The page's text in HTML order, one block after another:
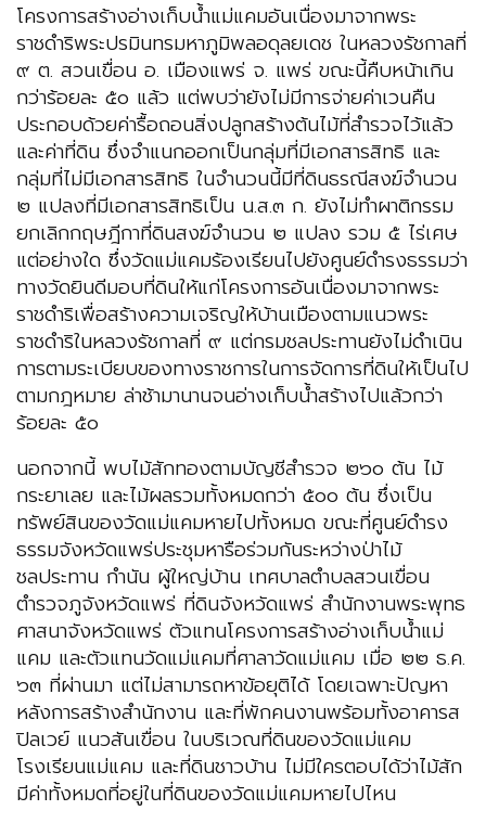
โครงการสร้างอ่างเก็บน้ำแม่แคมอันเนื่องมาจากพระ
ราชดำริพระปรมินทรมหาภูมิพลอดุลยเดช ในหลวงรัชกาลที่
๙ ต. สวนเขื่อน อ. เมืองแพร่ จ. แพร่ ขณะนี้คืบหน้าเกิน
กว่าร้อยละ ๕๐ แล้ว แต่พบว่ายังไม่มีการจ่ายค่าเวนคืน
ประกอบด้วยค่ารื้อถอนสิ่งปลูกสร้างต้นไม้ที่สำรวจไว้แล้ว
และค่าที่ดิน ซึ่งจำแนกออกเป็นกลุ่มที่มีเอกสารสิทธิ และ
กลุ่มที่ไม่มีเอกสารสิทธิ ในจำนวนนี้มีที่ดินธรณีสงฆ์จำนวน
๒ แปลงที่มีเอกสารสิทธิเป็น น.ส.๓ ก. ยังไม่ทำผาติกรรม
ยกเลิกกฤษฎีกาที่ดินสงฆ์จำนวน ๒ แปลง รวม ๕ ไร่เศษ
แต่อย่างใด ซึ่งวัดแม่แคมร้องเรียนไปยังศูนย์ดำรงธรรมว่า
ทางวัดยินดีมอบที่ดินให้แก่โครงการอันเนื่องมาจากพระ
ราชดำริเพื่อสร้างความเจริญให้บ้านเมืองตามแนวพระ
ราชดำริในหลวงรัชกาลที่ ๙ แต่กรมชลประทานยังไม่ดำเนิน
การตามระเบียบของทางราชการในการจัดการที่ดินให้เป็นไป
ตามกฎหมาย ล่าช้ามานานจนอ่างเก็บน้ำสร้างไปแล้วกว่า
ร้อยละ ๕๐
นอกจากนี้ พบไม้สักทองตามบัญชีสำรวจ ๒๖๐ ต้น ไม้
กระยาเลย และไม้ผลรวมทั้งหมดกว่า ๕๐๐ ต้น ซึ่งเป็น
ทรัพย์สินของวัดแม่แคมหายไปทั้งหมด ขณะที่ศูนย์ดำรง
ธรรมจังหวัดแพร่ประชุมหารือร่วมกันระหว่างป่าไม้
ชลประทาน กำนัน ผู้ใหญ่บ้าน เทศบาลตำบลสวนเขื่อน
ตำรวจภูจังหวัดแพร่ ที่ดินจังหวัดแพร่ สำนักงานพระพุทธ
ศาสนาจังหวัดแพร่ ตัวแทนโครงการสร้างอ่างเก็บน้ำแม่
แคม และตัวแทนวัดแม่แคมที่ศาลาวัดแม่แคม เมื่อ ๒๒ ธ.ค.
๖๓ ที่ผ่านมา แต่ไม่สามารถหาข้อยุติได้ โดยเฉพาะปัญหา
หลังการสร้างสำนักงาน และที่พักคนงานพร้อมทั้งอาคารส
ปิลเวย์ แนวสันเขื่อน ในบริเวณที่ดินของวัดแม่แคม
โรงเรียนแม่แคม และที่ดินชาวบ้าน ไม่มีใครตอบได้ว่าไม้สัก
มีค่าทั้งหมดที่อยู่ในที่ดินของวัดแม่แคมหายไปไหน